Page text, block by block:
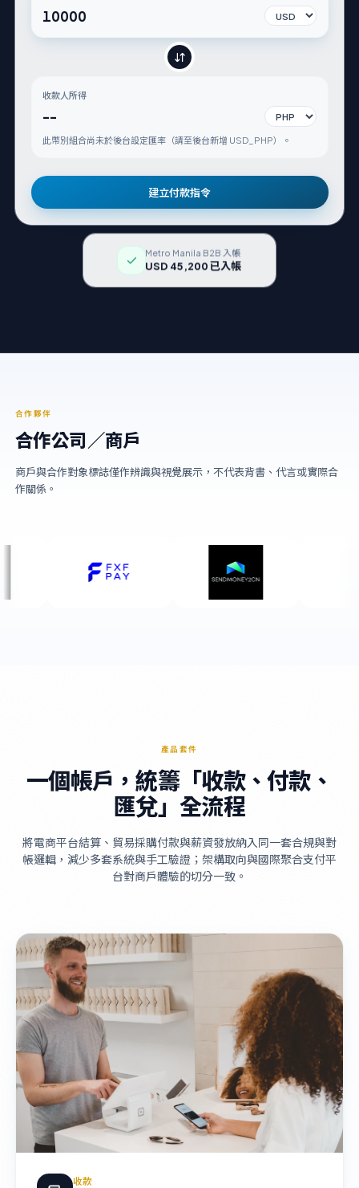
您支付幣別
收款人所得
--
此幣別組合尚未於後台設定匯率（請至後台新增 USD_PHP）。
建立付款指令
Metro Manila B2B 入帳
USD 45,200 已入帳
合作夥伴
合作公司／商戶
商戶與合作對象標誌僅作辨識與視覺展示，不代表背書、代言或實際合
作關係。
產品套件
一個帳戶，統籌「收款、付款、
匯兌」全流程
將電商平台結算、貿易採購付款與薪資發放納入同一套合規與對
帳邏輯，減少多套系統與手工驗證；架構取向與國際聚合支付平
台對商戶體驗的切分一致。
收款